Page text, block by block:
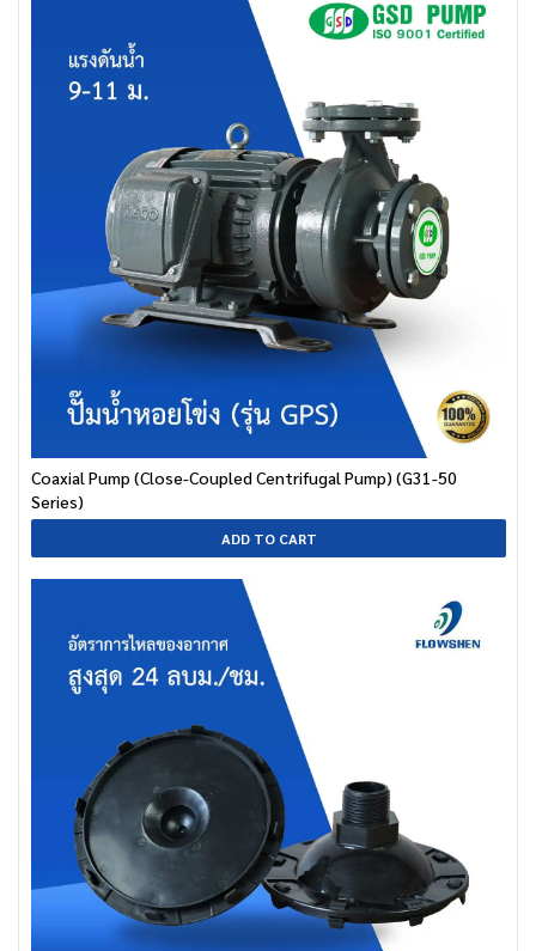
Coaxial Pump (Close-Coupled Centrifugal Pump) (G31-50
Series)
ADD TO CART